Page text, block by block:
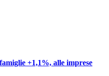
+1,1%, alle imprese